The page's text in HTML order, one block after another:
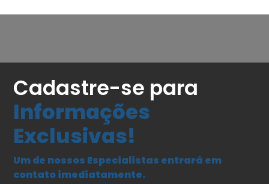
Cadastre-se para
Informações
Exclusivas!
Um de nossos Especialistas entrará em
contato imediatamente.